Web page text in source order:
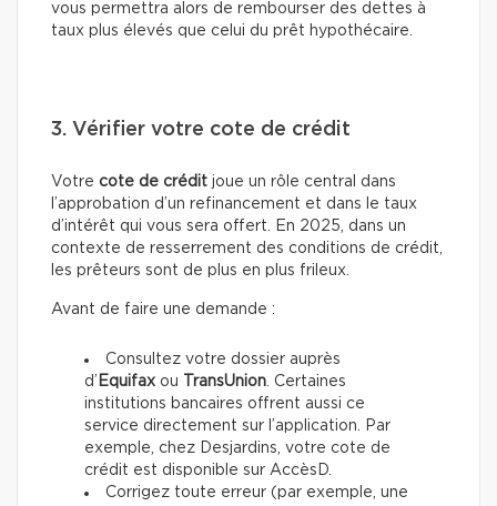
vous permettra alors de rembourser des dettes à
taux plus élevés que celui du prêt hypothécaire.
3. Vérifier votre cote de crédit
Votre cote de crédit joue un rôle central dans
l’approbation d’un refinancement et dans le taux
d’intérêt qui vous sera offert. En 2025, dans un
contexte de resserrement des conditions de crédit,
les prêteurs sont de plus en plus frileux.
Avant de faire une demande :
Consultez votre dossier auprès
d’ Equifax ou TransUnion. Certaines
institutions bancaires offrent aussi ce
service directement sur l’application. Par
exemple, chez Desjardins, votre cote de
crédit est disponible sur AccèsD.
Corrigez toute erreur (par exemple, une